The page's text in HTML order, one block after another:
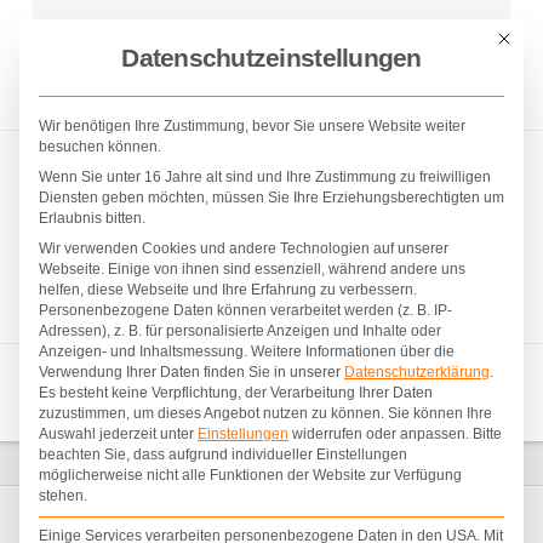
TELEFON: +43 4276 7288 | E-MAIL: OFFICE@DUHS-
BERGMANN.AT
Navigation
HOMEBILDNACHWEISE
Mit
Datenschutzeinstellungen
Wir benötigen Ihre Zustimmung, bevor Sie unsere Website weiter
besuchen können.
Wenn Sie unter 16 Jahre alt sind und Ihre Zustimmung zu freiwilligen
Diensten geben möchten, müssen Sie Ihre Erziehungsberechtigten um
Erlaubnis bitten.
Wir verwenden Cookies und andere Technologien auf unserer
Webseite. Einige von ihnen sind essenziell, während andere uns
helfen, diese Webseite und Ihre Erfahrung zu verbessern.
Personenbezogene Daten können verarbeitet werden (z. B. IP-
Adressen), z. B. für personalisierte Anzeigen und Inhalte oder
Anzeigen- und Inhaltsmessung. Weitere Informationen über die
Verwendung Ihrer Daten finden Sie in unserer Datenschutzerklärung.
Es besteht keine Verpflichtung, der Verarbeitung Ihrer Daten
zuzustimmen, um dieses Angebot nutzen zu können. Sie können Ihre
Auswahl jederzeit unter Einstellungen widerrufen oder anpassen. Bitte
beachten Sie, dass aufgrund individueller Einstellungen
möglicherweise nicht alle Funktionen der Website zur Verfügung
stehen.
Einige Services verarbeiten personenbezogene Daten in den USA. Mit